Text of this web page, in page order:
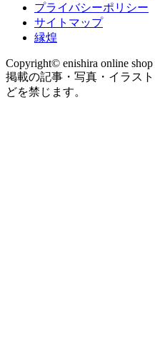
プライバシーポリシー
サイトマップ
縁煌
Copyright© enishira online
掲載の記事・写真・イラス
どを禁じます。